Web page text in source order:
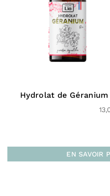
Liste
ingrédients de
d’Hamamélis
Conservateur naturel,
Vers la France :
Hydrolat de
EN SAVOIR